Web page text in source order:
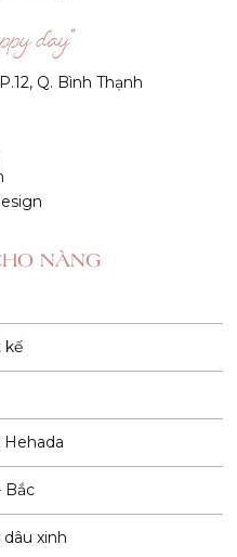
day”
Q. Bình Thạnh
NÀNG
kế
Hehada
Bắc
xinh